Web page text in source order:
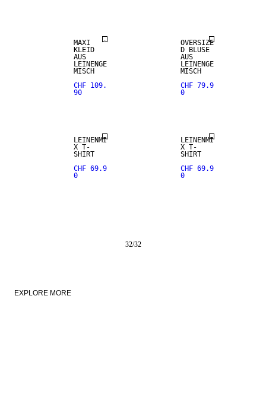
MAXI
KLEID
AUS
LEINENGE
MISCH
CHF 109.
90
OVERSIZE
D BLUSE
AUS
LEINENGE
MISCH
CHF 79.9
0
LEINENMI
X T-
SHIRT
CHF 69.9
0
LEINENMI
X T-
SHIRT
CHF 69.9
0
32/32
EXPLORE MORE